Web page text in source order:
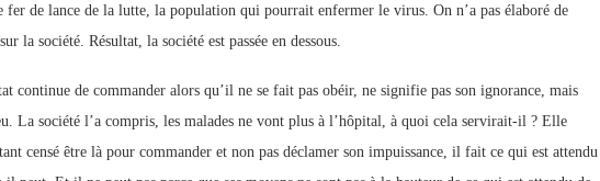
fer de lance de la lutte, la population qui pourrait enfermer le virus. On n’a pas élaboré de
la société. Résultat, la société est passée en dessous.
continue de commander alors qu’il ne se fait pas obéir, ne signifie pas son ignorance, mais
La société l’a compris, les malades ne vont plus à l’hôpital, à quoi cela servirait-il ? Elle
censé être là pour commander et non pas déclamer son impuissance, il fait ce qui est attendu